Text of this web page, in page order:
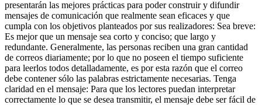
presentarán las mejores prácticas para poder construir y difundir
mensajes de comunicación que realmente sean eficaces y que
cumpla con los objetivos planteados por sus realizadores: Sea breve:
Es mejor que un mensaje sea corto y conciso; que largo y
redundante. Generalmente, las personas reciben una gran cantidad
de correos diariamente; por lo que no poseen el tiempo suficiente
para leerlos todos detalladamente, es por esta razón que el correo
debe contener sólo las palabras estrictamente necesarias. Tenga
claridad en el mensaje: Para que los lectores puedan interpretar
correctamente lo que se desea transmitir, el mensaje debe ser fácil de